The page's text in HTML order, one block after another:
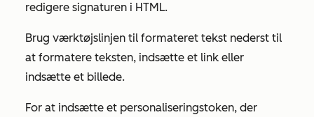
redigere signaturen i HTML.
Brug værktøjslinjen til formateret tekst nederst til
at formatere teksten, indsætte et link eller
indsætte et billede.
For at indsætte et personaliseringstoken, der